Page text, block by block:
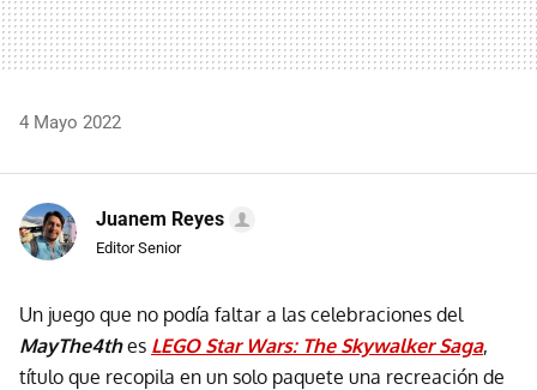
4 Mayo 2022
Juanem Reyes
Editor Senior
Un juego que no podía faltar a las celebraciones del
MayThe4thes LEGO Star Wars: The Skywalker Saga,
título que recopila en un solo paquete una recreación de